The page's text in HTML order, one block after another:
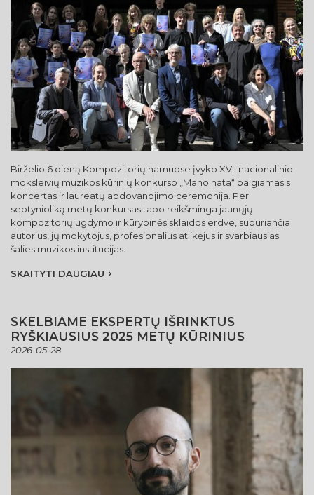
Birželio 6 dieną Kompozitorių namuose įvyko XVII nacionalinio
moksleivių muzikos kūrinių konkurso „Mano nata“ baigiamasis
koncertas ir laureatų apdovanojimo ceremonija. Per
septynioliką metų konkursas tapo reikšminga jaunųjų
kompozitorių ugdymo ir kūrybinės sklaidos erdve, suburiančia
autorius, jų mokytojus, profesionalius atlikėjus ir svarbiausias
šalies muzikos institucijas.
SKAITYTI DAUGIAU
SKELBIAME EKSPERTŲ IŠRINKTUS
RYŠKIAUSIUS 2025 METŲ KŪRINIUS
2026-05-28